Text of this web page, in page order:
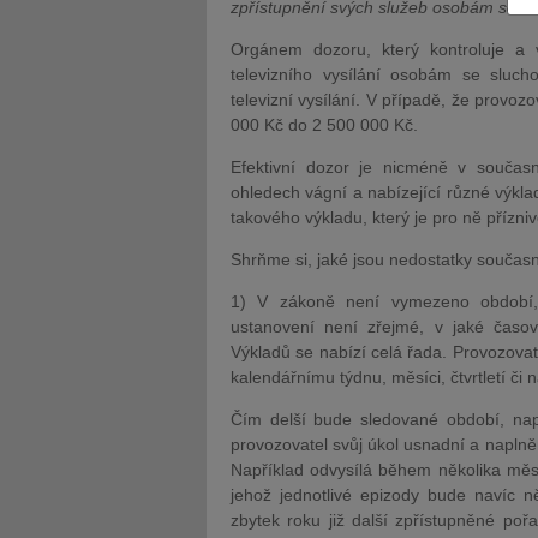
zpřístupnění svých služeb osobám se
Orgánem dozoru, který kontroluje a
televizního vysílání osobám se
televizní vysílání. V případě, že
000 Kč do 2 500 000 Kč.
Efektivní dozor je nicméně v
ohledech vágní a nabízející různé
takového výkladu, který je pro ně
Shrňme si, jaké jsou nedostatky
1) V zákoně není vymezeno
ustanovení není zřejmé, v jaké
Výkladů se nabízí celá řada.
kalendářnímu týdnu, měsíci, čtvrtletí či
Čím delší bude sledované období,
provozovatel svůj úkol usnadní a
Například odvysílá během několika
jehož jednotlivé epizody bude navíc
zbytek roku již další zpřístupněné
JUDr. Tomáš Nielsen
JUDr.
Kurzy